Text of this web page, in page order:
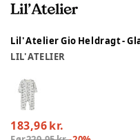
Lil' Atelier Gio Heldragt -
LIL' ATELIER
183,96 kr.